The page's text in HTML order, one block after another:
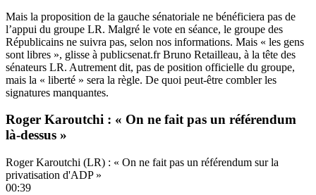
Mais la proposition de la gauche sénatoriale ne bénéficiera pas de
l’appui du groupe LR. Malgré le vote en séance, le groupe des
Républicains ne suivra pas, selon nos informations. Mais « les gens
sont libres », glisse à publicsenat.fr Bruno Retailleau, à la tête des
sénateurs LR. Autrement dit, pas de position officielle du groupe,
mais la « liberté » sera la règle. De quoi peut-être combler les
signatures manquantes.
Roger Karoutchi : « On ne fait pas un référendum
là-dessus »
Roger Karoutchi (LR) : « On ne fait pas un référendum sur la
privatisation d'ADP »
00:39